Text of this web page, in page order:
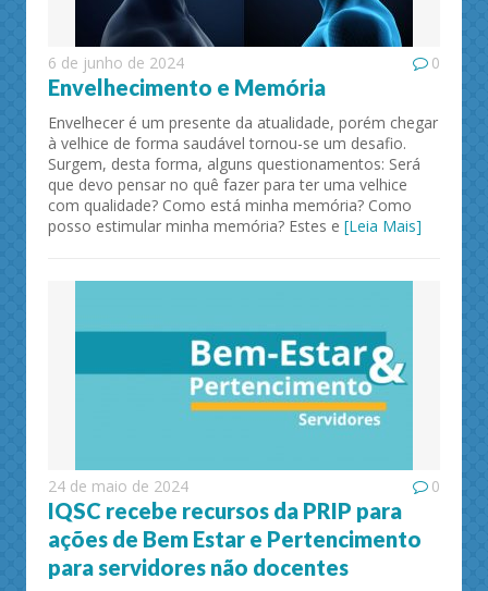
6 de junho de 2024 0
Envelhecimento e Memória
Envelhecer é um presente da atualidade, porém chegar
à velhice de forma saudável tornou-se um desafio.
Surgem, desta forma, alguns questionamentos: Será
que devo pensar no quê fazer para ter uma velhice
com qualidade? Como está minha memória? Como
posso estimular minha memória? Estes e [Leia Mais]
24 de maio de 2024 0
IQSC recebe recursos da PRIP para
ações de Bem Estar e Pertencimento
para servidores não docentes